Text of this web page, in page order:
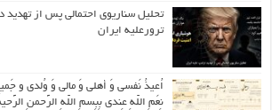
تحلیل سناریوی احتمالی پس از تهدید
ترورعلیه ایران
اُعیذُ نَفسی وَ أهلی وَ مالی وَ وُلدی و
نِعَمِ اللّهِ عِندی بِبِسمِ اللّهِ الرَّحمنِ